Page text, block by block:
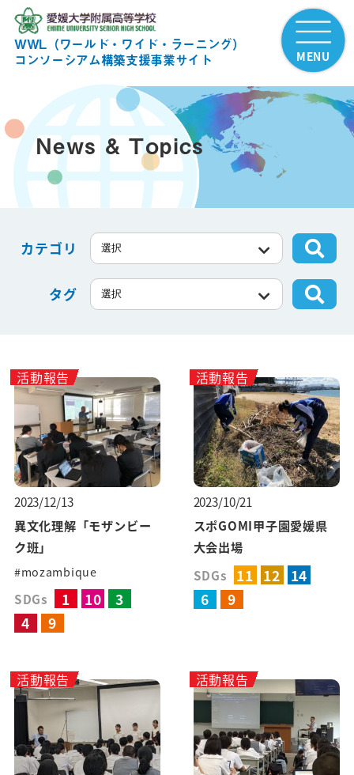
WWL（ワールド・ワイド・ラーニング）
コンソーシアム構築支援事業サイト
MENU
News & Topics
カテゴリ
タグ
活動報告
2023/12/13
異文化理解「モザンビー
ク班」
#mozambique
SDGs 1 10
3
4
9
活動報告
2023/10/21
スポGOMI甲子園愛媛県
大会出場
SDGs
11 12 14
6
9
活動報告 活動報告